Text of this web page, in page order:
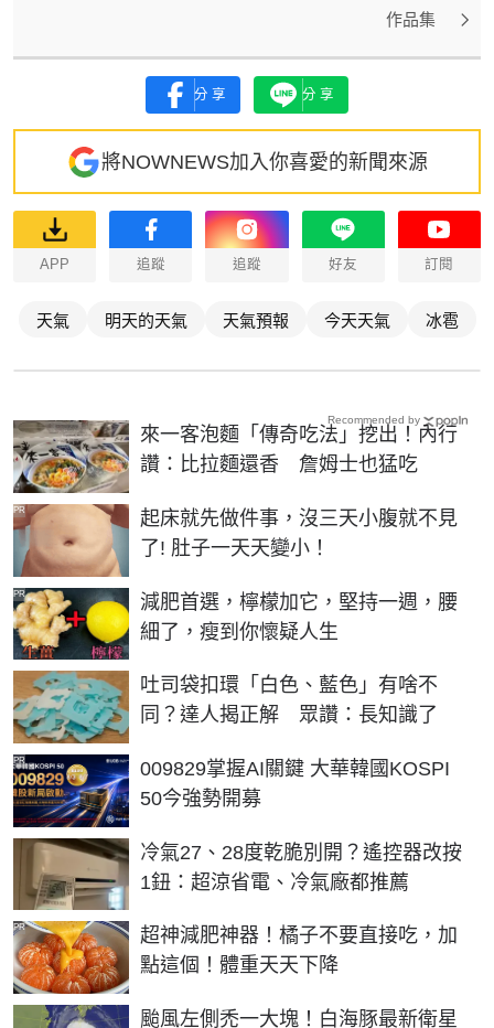
作品集
分享 分享
將NOWNEWS加入你喜愛的新聞來源
APP 追蹤 追蹤 好友 訂閱
天氣 明天的天氣 天氣預報 今天天氣 冰雹
來一客泡麵「傳奇吃法」挖出！內行
讚：比拉麵還香 詹姆士也猛吃
起床就先做件事，沒三天小腹就不見
了! 肚子一天天變小！
PR
減肥首選，檸檬加它，堅持一週，腰
細了，瘦到你懷疑人生
PR
吐司袋扣環「白色、藍色」有啥不
同？達人揭正解 眾讚：長知識了
009829掌握AI關鍵 大華韓國KOSPI
50今強勢開募
PR
冷氣27、28度乾脆別開？遙控器改按
1鈕：超涼省電、冷氣廠都推薦
超神減肥神器！橘子不要直接吃，加
點這個！體重天天下降
PR
颱風左側禿一大塊！白海豚最新衛星
Recommended by